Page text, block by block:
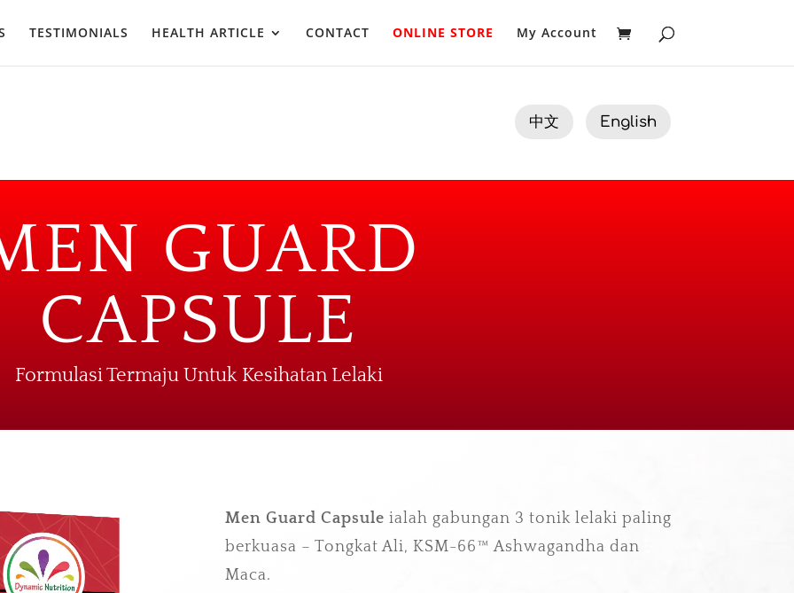
TESTIMONIALS HEALTH ARTICLE CONTACT ONLINE STORE My Account
中文 English
GUARD
CAPSULE
Formulasi Termaju Untuk Kesihatan Lelaki
Men Guard Capsule ialah gabungan 3 tonik lelaki paling
berkuasa – Tongkat Ali, KSM-66™ Ashwagandha dan
Maca.